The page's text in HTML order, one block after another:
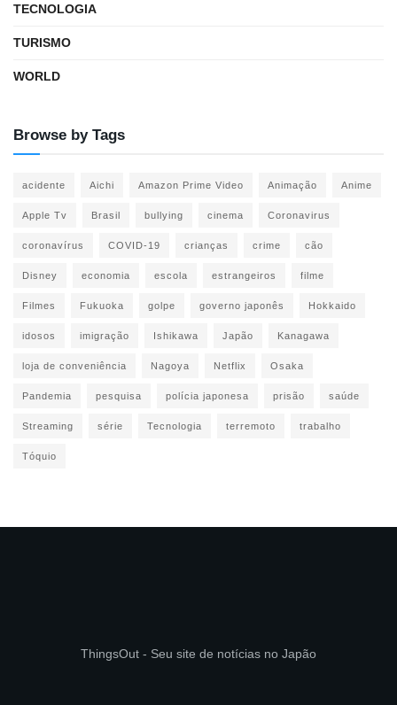
TECNOLOGIA
TURISMO
WORLD
Browse by Tags
acidente Aichi Amazon Prime Video Animação Anime
Apple Tv Brasil bullying cinema Coronavirus
coronavírus COVID-19 crianças crime cão
Disney economia escola estrangeiros filme
Filmes Fukuoka golpe governo japonês Hokkaido
idosos imigração Ishikawa Japão Kanagawa
loja de conveniência Nagoya Netflix Osaka
Pandemia pesquisa polícia japonesa prisão saúde
Streaming série Tecnologia terremoto trabalho
Tóquio
ThingsOut - Seu site de notícias no Japão